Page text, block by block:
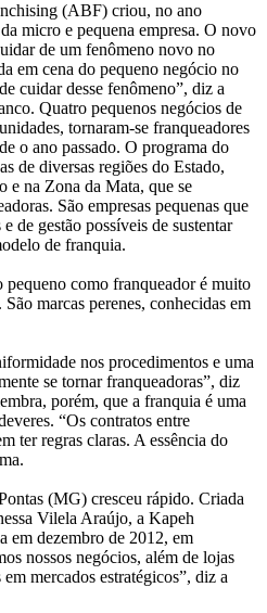
(ABF) criou, no ano
micro e pequena empresa. O novo
de um fenômeno novo no
em cena do pequeno negócio no
cuidar desse fenômeno”, diz a
Quatro pequenos negócios de
tornaram-se franqueadores
o ano passado. O programa do
de diversas regiões do Estado,
e na Zona da Mata, que se
São empresas pequenas que
de gestão possíveis de sustentar
de franquia.
como franqueador é muito
marcas perenes, conhecidas em
nos procedimentos e uma
se tornar franqueadoras”, diz
porém, que a franquia é uma
“Os contratos entre
ter regras claras. A essência do
(MG) cresceu rápido. Criada
Vilela Araújo, a Kapeh
em dezembro de 2012, em
nossos negócios, além de lojas
mercados estratégicos”, diz a